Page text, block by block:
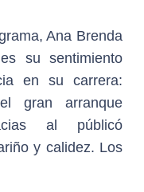
Ana Brenda
su sentimiento
en su carrera:
gran arranque
al públicó
y calidez. Los